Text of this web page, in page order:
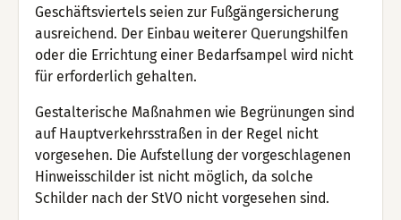
Geschäftsviertels seien zur Fußgängersicherung
ausreichend. Der Einbau weiterer Querungshilfen
oder die Errichtung einer Bedarfsampel wird nicht
für erforderlich gehalten.
Gestalterische Maßnahmen wie Begrünungen sind
auf Hauptverkehrsstraßen in der Regel nicht
vorgesehen. Die Aufstellung der vorgeschlagenen
Hinweisschilder ist nicht möglich, da solche
Schilder nach der StVO nicht vorgesehen sind.